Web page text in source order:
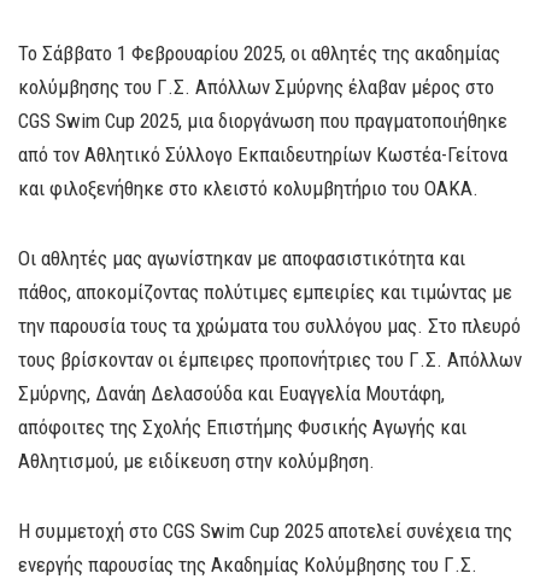
Το Σάββατο 1 Φεβρουαρίου 2025, οι αθλητές της ακαδημίας
κολύμβησης του Γ.Σ. Απόλλων Σμύρνης έλαβαν μέρος στο
CGS Swim Cup 2025, μια διοργάνωση που πραγματοποιήθηκε
από τον Αθλητικό Σύλλογο Εκπαιδευτηρίων Κωστέα-Γείτονα
και φιλοξενήθηκε στο κλειστό κολυμβητήριο του ΟΑΚΑ.
Οι αθλητές μας αγωνίστηκαν με αποφασιστικότητα και
πάθος, αποκομίζοντας πολύτιμες εμπειρίες και τιμώντας με
την παρουσία τους τα χρώματα του συλλόγου μας. Στο πλευρό
τους βρίσκονταν οι έμπειρες προπονήτριες του Γ.Σ. Απόλλων
Σμύρνης, Δανάη Δελασούδα και Ευαγγελία Μουτάφη,
απόφοιτες της Σχολής Επιστήμης Φυσικής Αγωγής και
Αθλητισμού, με ειδίκευση στην κολύμβηση.
Η συμμετοχή στο CGS Swim Cup 2025 αποτελεί συνέχεια της
ενεργής παρουσίας της Ακαδημίας Κολύμβησης του Γ.Σ.